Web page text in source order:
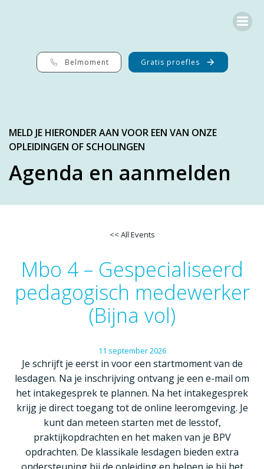
a
d
o
u
d
Belmoment Gratis proefles
MELD JE HIERONDER AAN VOOR EEN VAN ONZE
OPLEIDINGEN OF SCHOLINGEN
Agenda en aanmelden
<< All Events
Mbo 4 – Gespecialiseerd
pedagogisch medewerker
(Bijna vol)
11 september2026
Je schrijft je eerst in voor een startmoment van de
lesdagen. Na je inschrijving ontvang je een e-mail om
het intakegesprek te plannen. Na het intakegesprek
krijg je direct toegang tot de online leeromgeving. Je
kunt dan meteen starten met de lesstof,
praktijkopdrachten en het maken van je BPV
opdrachten. De klassikale lesdagen bieden extra